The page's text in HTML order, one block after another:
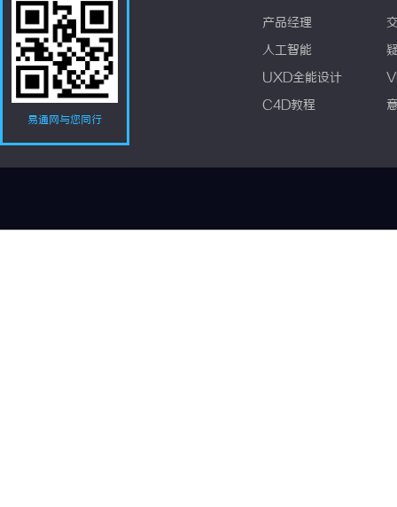
易通网与您同行
产品经理
人工智能
UXD全能设计
C4D教程